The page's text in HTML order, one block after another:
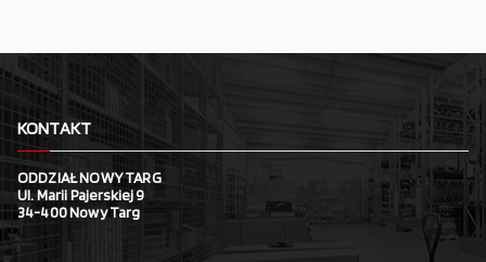
KONTAKT
ODDZIAŁ NOWY TARG
Ul. Marii Pajerskiej 9
34-400 Nowy Targ